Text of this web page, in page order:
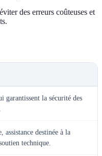
des erreurs coûteuses et
garantissent la sécurité des
assistance destinée à la
technique.